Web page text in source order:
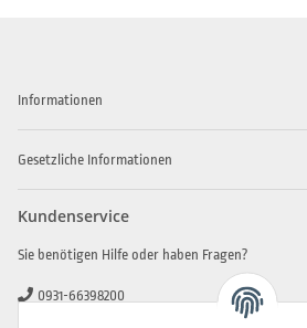
Informationen
Gesetzliche Informationen
Kundenservice
Sie benötigen Hilfe oder haben Fragen?
0931-66398200